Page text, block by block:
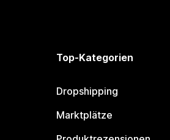
Top-Kategorien
Dropshipping
Marktplätze